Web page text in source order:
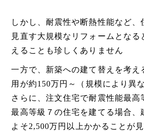
しかし、耐震性や断熱性能など、
見直す大規模なリフォームとなる
えることも珍しくありません
一方で、新築への建て替えを考え
用が約150万円～（規模により異
さらに、注文住宅で耐震性能最高
最高等級７の住宅を建てる場合、
よそ2,500万円以上かかることが